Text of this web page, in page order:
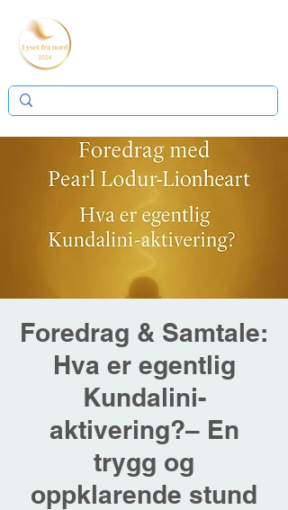
Foredrag & Samtale:
Hva er egentlig
Kundalini-
aktivering?– En
trygg og
oppklarende stund